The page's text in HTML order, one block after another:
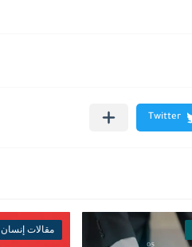
مقالات إنسان